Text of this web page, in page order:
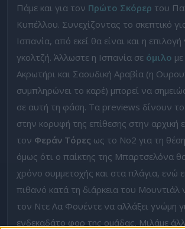
Πάμε και για τον Πρώτο Σκόρερ του
Κυπέλλου. Συνεχίζοντας το σκεπτικό
Ισπανία, από εκεί θα είναι και η επιλογή
γκολτζή. Άλλωστε η Ισπανία σε όμιλο
Ακρωτήρι και Σαουδική Αραβία (η
συμπληρώνει το καρέ) μπορεί να
σε αυτή τη φάση. Τα previews δίνουν
στην κορυφή της επίθεσης στην αρχική
τον Φεράν Τόρες ως το Νο2 για τη
όμως ότι ο παίκτης της Μπαρτσελόνα
χρόνο συμμετοχής και στα πλάγια, ενώ
πιθανό κατά τη διάρκεια του Μουντιάλ
τον Ντε Λα Φουέντε να αλλάξει γνώμη
ενδεκαδάτο φορ της ομάδας. Μιλάμε